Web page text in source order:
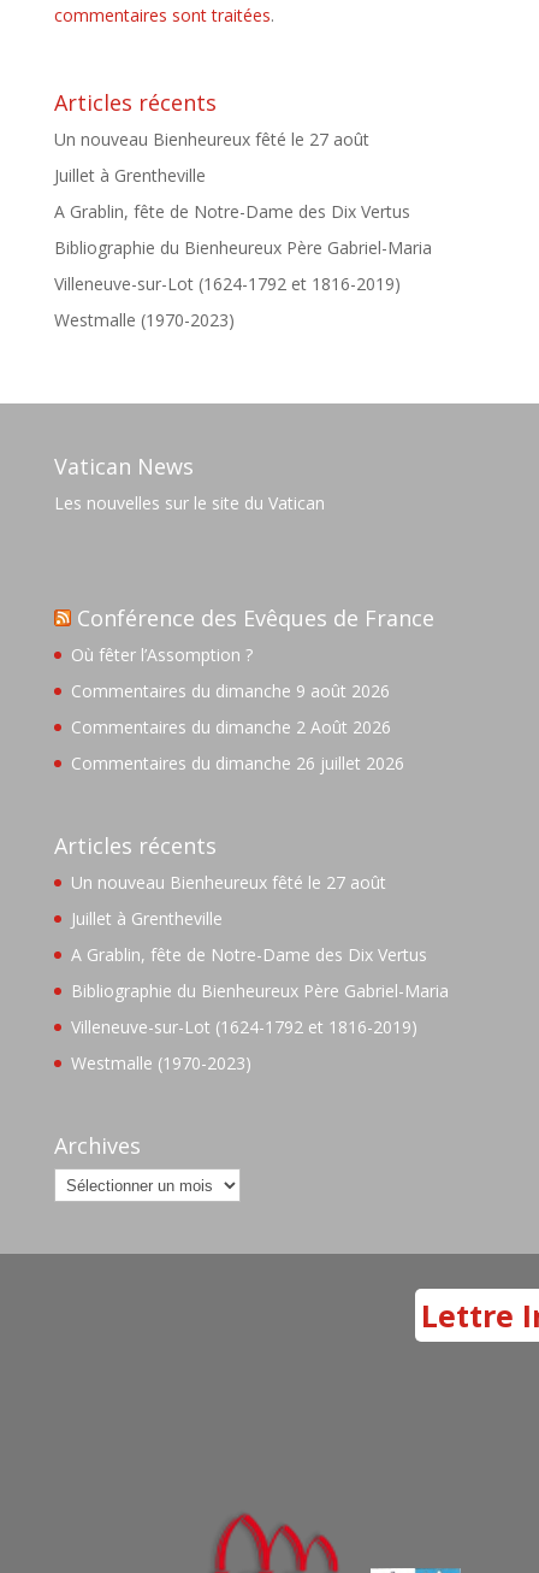
commentaires sont traitées.
Articles récents
Un nouveau Bienheureux fêté le 27 août
Juillet à Grentheville
A Grablin, fête de Notre-Dame des Dix Vertus
Bibliographie du Bienheureux Père Gabriel-Maria
Villeneuve-sur-Lot (1624-1792 et 1816-2019)
Westmalle (1970-2023)
Vatican News
Les nouvelles sur le site du Vatican
Conférence des Evêques de France
Où fêter l’Assomption ?
Commentaires du dimanche 9 août 2026
Commentaires du dimanche 2 Août 2026
Commentaires du dimanche 26 juillet 2026
Articles récents
Un nouveau Bienheureux fêté le 27 août
Juillet à Grentheville
A Grablin, fête de Notre-Dame des Dix Vertus
Bibliographie du Bienheureux Père Gabriel-Maria
Villeneuve-sur-Lot (1624-1792 et 1816-2019)
Westmalle (1970-2023)
Archives
Archives
Lettre